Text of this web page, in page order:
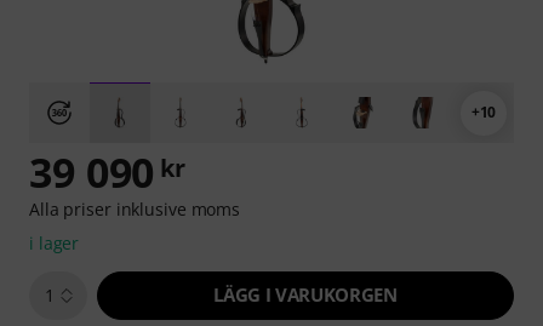
+10
39 090 kr
Alla priser inklusive moms
i lager
1 LÄGG I VARUKORGEN